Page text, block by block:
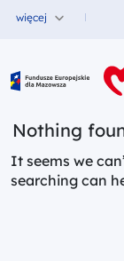
więcej
Fundusze
Nothing
It seems we
searching can